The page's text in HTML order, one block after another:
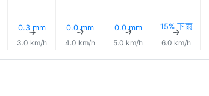
0.3 mm
↑
3.0 km/h
0.0 mm
↑
4.0 km/h
0.0 mm
↑
5.0 km/h
15% 下雨
↑
6.0 km/h